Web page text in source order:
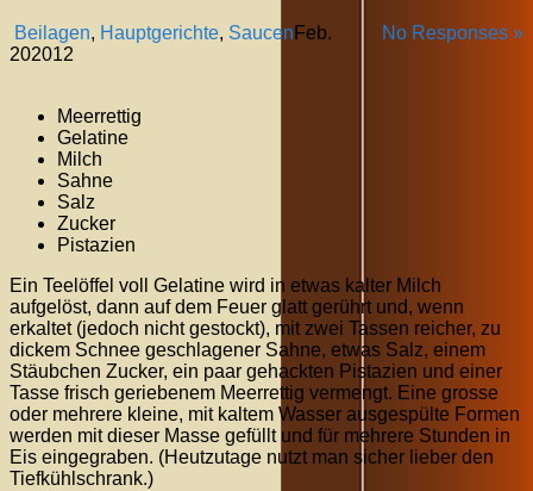
Beilagen, Hauptgerichte, Saucen No Responses »
Feb.
202012
Meerrettig
Gelatine
Milch
Sahne
Salz
Zucker
Pistazien
Ein Teelöffel voll Gelatine wird in etwas kalter Milch
aufgelöst, dann auf dem Feuer glatt gerührt und, wenn
erkaltet (jedoch nicht gestockt), mit zwei Tassen reicher, zu
dickem Schnee geschlagener Sahne, etwas Salz, einem
Stäubchen Zucker, ein paar gehackten Pistazien und einer
Tasse frisch geriebenem Meerrettig vermengt. Eine grosse
oder mehrere kleine, mit kaltem Wasser ausgespülte Formen
werden mit dieser Masse gefüllt und für mehrere Stunden in
Eis eingegraben. (Heutzutage nutzt man sicher lieber den
Tiefkühlschrank.)